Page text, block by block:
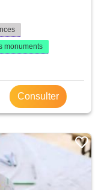
monuments
Consulter